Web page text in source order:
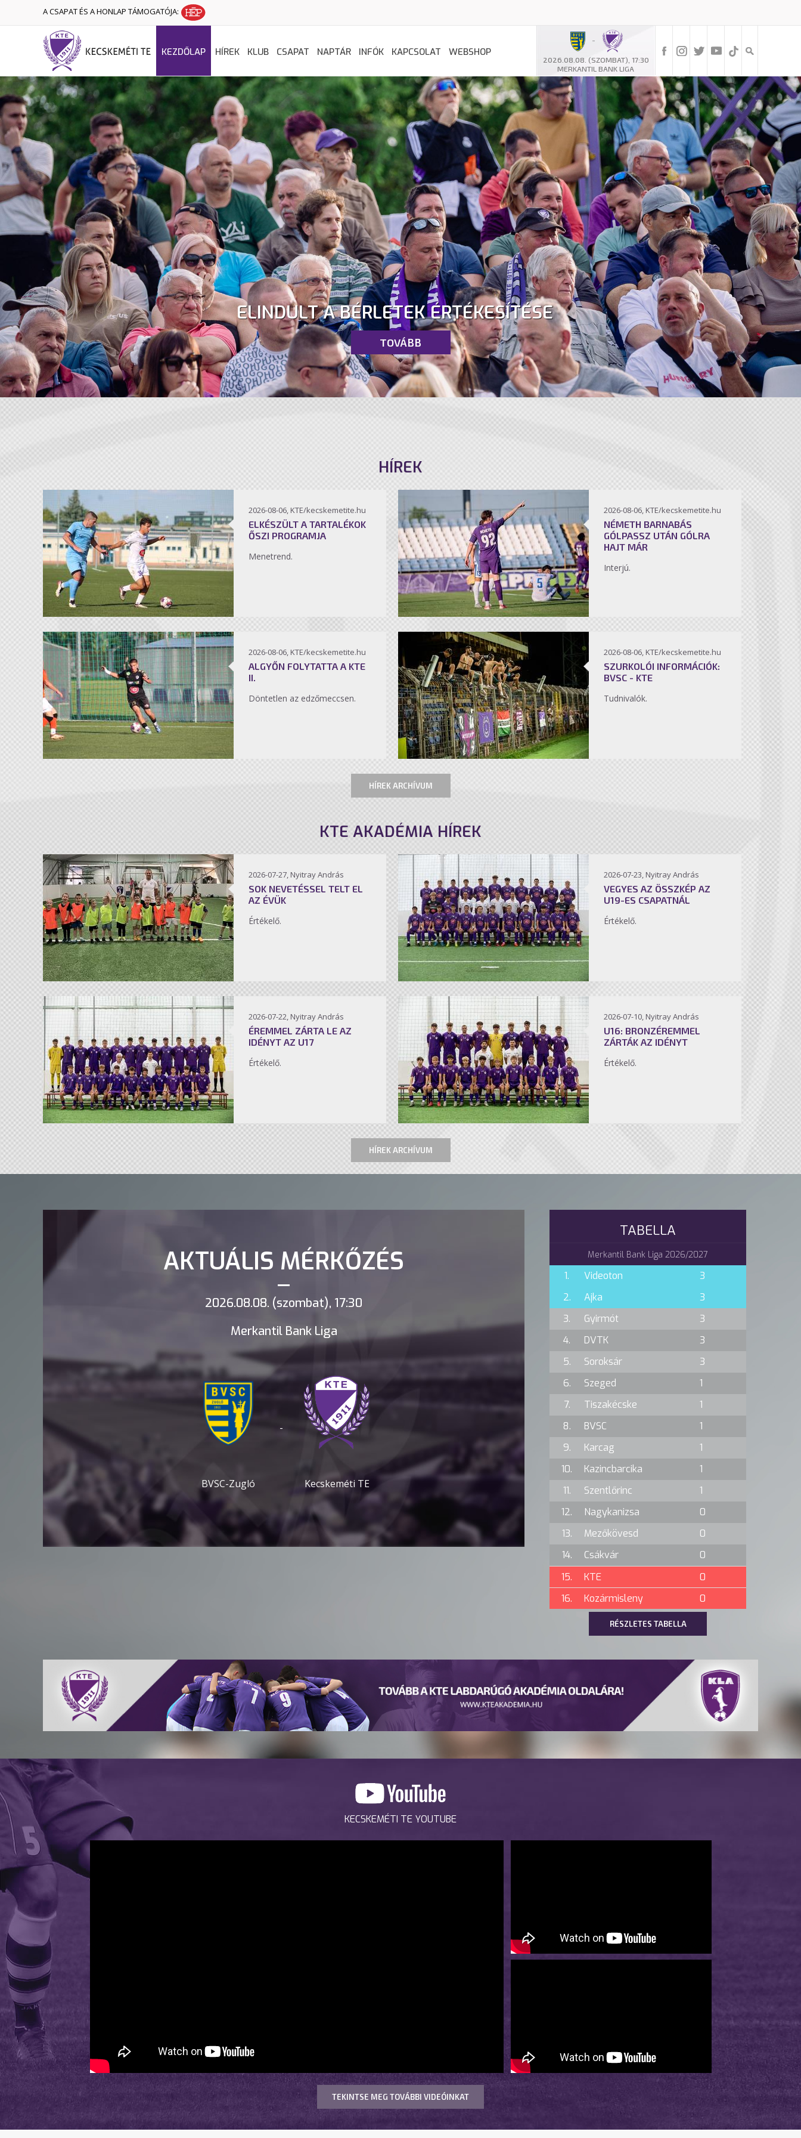
A CSAPAT ÉS A HONLAP TÁMOGATÓJA:
-
2026.08.08. (SZOMBAT), 17:30
MERKANTIL BANK LIGA
KEZDŐLAP HÍREK KLUB CSAPAT NAPTÁR INFÓK KAPCSOLAT WEBSHOP
ELINDULT A BÉRLETEK ÉRTÉKESÍTÉSE
TOVÁBB
HÍREK
2026-08-06, KTE/kecskemetite.hu
ELKÉSZÜLT A TARTALÉKOK
ŐSZI PROGRAMJA
Menetrend.
2026-08-06, KTE/kecskemetite.hu
NÉMETH BARNABÁS
GÓLPASSZ UTÁN GÓLRA
HAJT MÁR
Interjú.
2026-08-06, KTE/kecskemetite.hu
ALGYŐN FOLYTATTA A KTE
II.
Döntetlen az edzőmeccsen.
2026-08-06, KTE/kecskemetite.hu
SZURKOLÓI INFORMÁCIÓK:
BVSC - KTE
Tudnivalók.
HÍREK ARCHÍVUM
KTE AKADÉMIA HÍREK
2026-07-27, Nyitray András
SOK NEVETÉSSEL TELT EL
AZ ÉVÜK
Értékelő.
2026-07-23, Nyitray András
VEGYES AZ ÖSSZKÉP AZ
U19-ES CSAPATNÁL
Értékelő.
2026-07-22, Nyitray András
ÉREMMEL ZÁRTA LE AZ
IDÉNYT AZ U17
Értékelő.
2026-07-10, Nyitray András
U16: BRONZÉREMMEL
ZÁRTÁK AZ IDÉNYT
Értékelő.
HÍREK ARCHÍVUM
AKTUÁLIS MÉRKŐZÉS
2026.08.08. (szombat), 17:30
Merkantil Bank Liga
BVSC-Zugló
-
Kecskeméti TE
TABELLA
Merkantil Bank Liga 2026/2027
1. Videoton
3
2.
Ajka
3
3.
Gyirmót
3
4.
DVTK
3
5.
Soroksár
3
6.
Szeged
1
7.
Tiszakécske
1
8.
BVSC
1
9.
Karcag
1
10.
Kazincbarcika
1
11.
Szentlőrinc
1
12.
Nagykanizsa
0
13.
Mezőkövesd
0
14.
Csákvár
0
15.
KTE
0
16.
Kozármisleny 0
RÉSZLETES TABELLA
KECSKEMÉTI TE YOUTUBE
TEKINTSE MEG TOVÁBBI VIDEÓINKAT